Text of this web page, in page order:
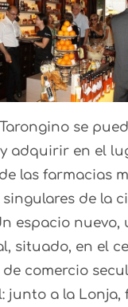
se
adquirir en el
las farmacias
de la
espacio nuevo,
situado, en el
comercio
junto a la Lonja,